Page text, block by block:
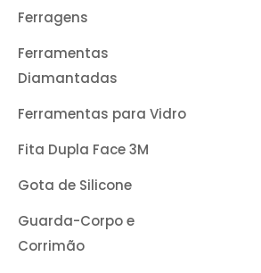
Ferragens
Ferramentas
Diamantadas
Ferramentas para Vidro
Fita Dupla Face 3M
Gota de Silicone
Guarda-Corpo e
Corrimão